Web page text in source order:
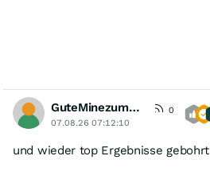
GuteMinezumBoersenspiel
0
07.08.26 07:12:10
und wieder top Ergebnisse gebohrt